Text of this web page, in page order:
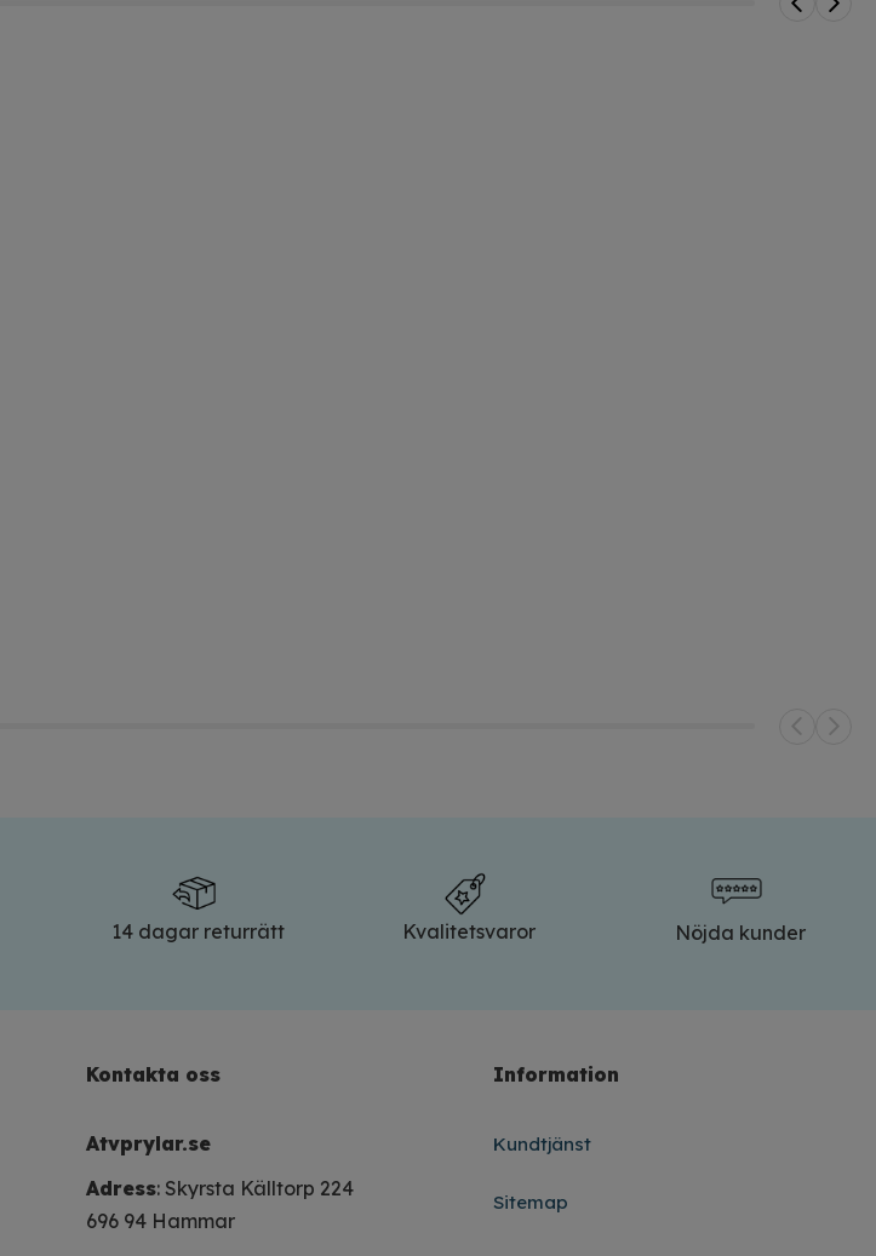
14 dagar returrätt Kvalitetsvaror Nöjda kunder
Kontakta oss
Atvprylar.se
Adress: Skyrsta Källtorp 224
696 94 Hammar
Information
Kundtjänst
Sitemap